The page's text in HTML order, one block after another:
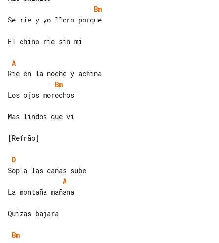
Bm
Se rie y yo lloro porque
El chino rie sin mi
A
Bm
Los ojos morochos
Mas lindos que vi
[Refrão]
D
A
La montaña mañana
Quizas bajara
Bm